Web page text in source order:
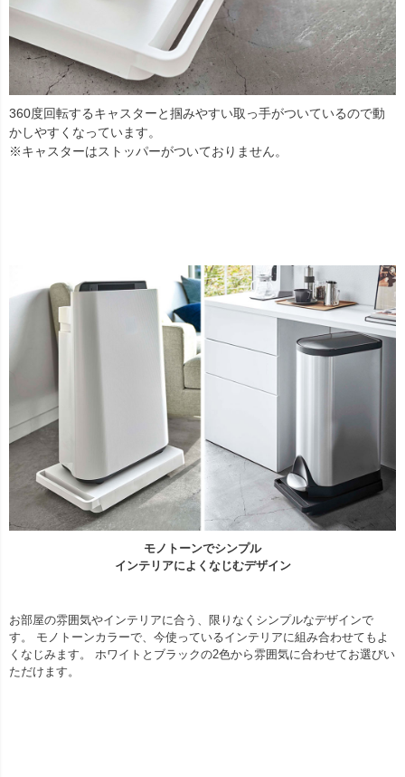
360度回転するキャスターと掴みやすい取っ手がついているので動
かしやすくなっています。
※キャスターはストッパーがついておりません。
モノトーンでシンプル
インテリアによくなじむデザイン
お部屋の雰囲気やインテリアに合う、限りなくシンプルなデザインで
す。 モノトーンカラーで、今使っているインテリアに組み合わせてもよ
くなじみます。 ホワイトとブラックの2色から雰囲気に合わせてお選びい
ただけます。